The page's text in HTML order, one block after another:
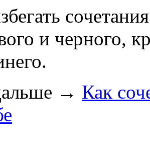
и черного,
→ Как